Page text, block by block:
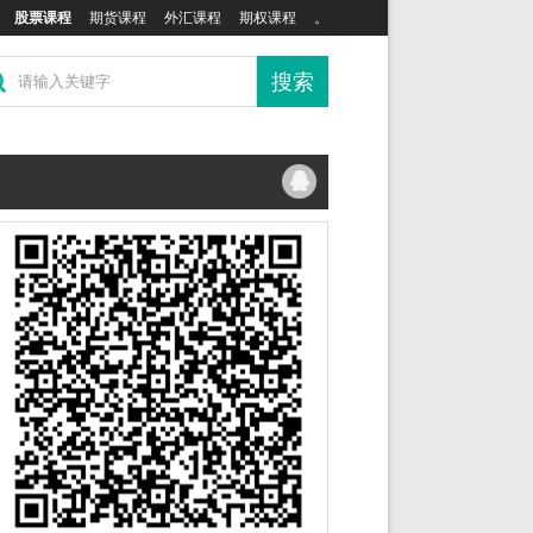
股票课程 期货课程 外汇课程 期权课程 。